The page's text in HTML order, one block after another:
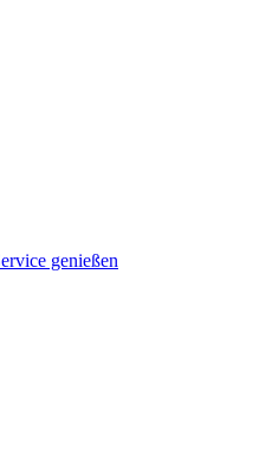
genießen